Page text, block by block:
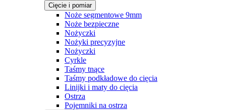
Cięcie i pomiar
Noże segmentowe 9mm
Noże bezpieczne
Nożyczki
Nożyki precyzyjne
Nożyczki
Cyrkle
Taśmy tnące
Taśmy podkładowe do cięcia
Linijki i maty do cięcia
Ostrza
Pojemniki na ostrza